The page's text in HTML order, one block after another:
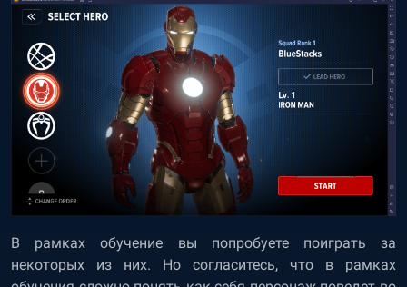
В рамках обучение вы попробуете поиграть за
некоторых из них. Но согласитесь, что в рамках